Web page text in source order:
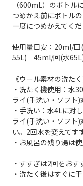
（600mL）のボトル
つめかえ前にボトル
一度につめかえてくだ
使用量目安：20ml/
55L) 45ml/回(水
《ウール素材の洗たく
・洗たく機使用：水
ライ(手洗い・ソフト)
・手洗い：水4Lに対
ライ(手洗い・ソフト
い。2回水を変えてす
・お風呂の残り湯は
・すすぎは2回をおす
・洗たく後はすぐに